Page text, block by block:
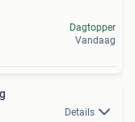
Dagtopper
Vandaag
Details